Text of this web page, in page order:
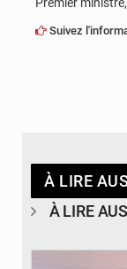
Suivez
À LIRE
À LIRE